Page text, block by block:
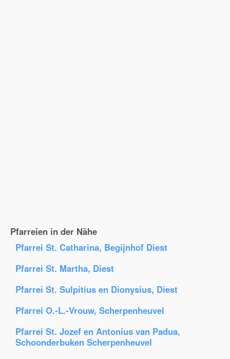
Pfarreien in der Nähe
Pfarrei St. Catharina, Begijnhof Diest
Pfarrei St. Martha, Diest
Pfarrei St. Sulpitius en Dionysius, Diest
Pfarrei O.-L.-Vrouw, Scherpenheuvel
Pfarrei St. Jozef en Antonius van Padua,
Schoonderbuken Scherpenheuvel